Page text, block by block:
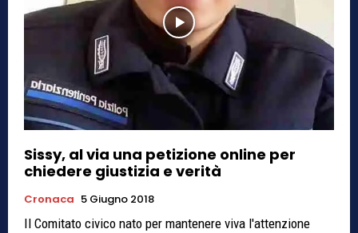
Sissy, al via una petizione online per
chiedere giustizia e verità
Cronaca 5 Giugno 2018
Il Comitato civico nato per mantenere viva l'attenzione